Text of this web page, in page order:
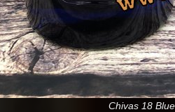
Chivas 18